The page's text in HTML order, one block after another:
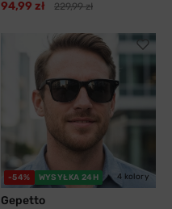
94,99 zł 229,99 zł
-54% WYSYŁKA 24H 4 kolory
Gepetto